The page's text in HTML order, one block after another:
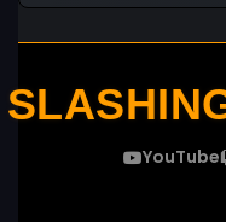
YouTube